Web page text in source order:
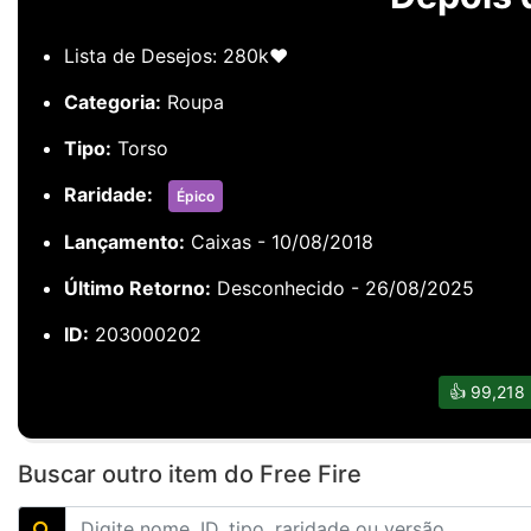
Lista de Desejos: 280k❤️
Categoria: Roupa
Tipo: Torso
Raridade:
Épico
Lançamento: Caixas - 10/08/2018
Último Retorno: Desconhecido - 26/08/2025
ID: 203000202
👍 99,218
Buscar outro item do Free Fire